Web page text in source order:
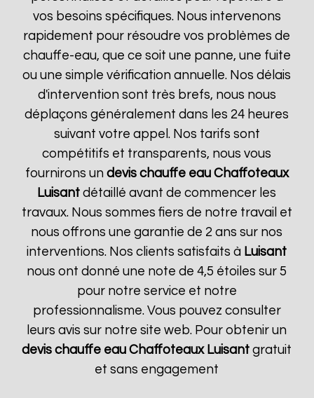
vos besoins spécifiques. Nous intervenons
rapidement pour résoudre vos problèmes de
chauffe-eau, que ce soit une panne, une fuite
ou une simple vérification annuelle. Nos délais
d'intervention sont très brefs, nous nous
déplaçons généralement dans les 24 heures
suivant votre appel. Nos tarifs sont
compétitifs et transparents, nous vous
fournirons un devis chauffe eau Chaffoteaux
Luisant détaillé avant de commencer les
travaux. Nous sommes fiers de notre travail et
nous offrons une garantie de 2 ans sur nos
interventions. Nos clients satisfaits à Luisant
nous ont donné une note de 4,5 étoiles sur 5
pour notre service et notre
professionnalisme. Vous pouvez consulter
leurs avis sur notre site web. Pour obtenir un
devis chauffe eau Chaffoteaux Luisant gratuit
et sans engagement